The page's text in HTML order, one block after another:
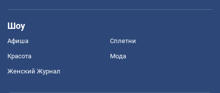
Шоу
Афиша Сплетни
Красота Мода
Женский Журнал